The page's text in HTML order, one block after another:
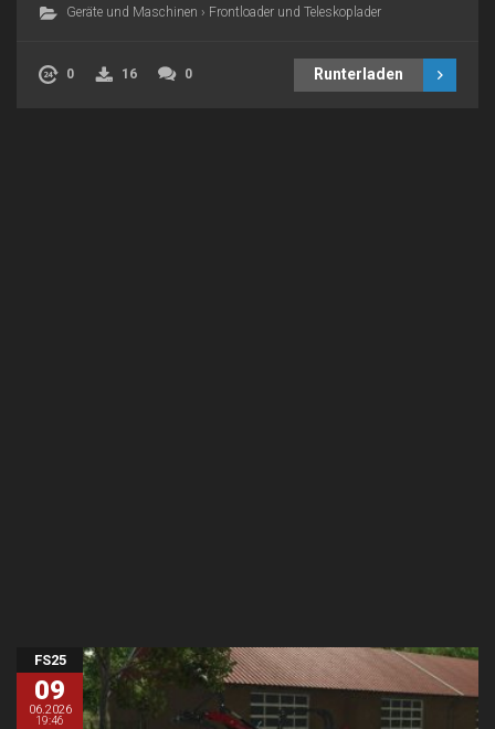
Geräte und Maschinen › Frontloader und Teleskoplader
0 16 0 Runterladen
FS25
09
06.2026
19:46